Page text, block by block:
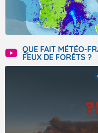
QUE FAIT MÉTÉO-
FEUX DE FORÊTS ?